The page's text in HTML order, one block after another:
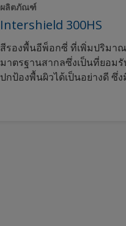
ผลิตภัณฑ์
Intershield 300HS
สีรองพื้นอีพ็อกซี่ ที่เพิ่มปริมา
มาตรฐานสากลซึ่งเป็นที่ยอม
ปกป้องพื้นผิวได้เป็นอย่างดี ซึ่